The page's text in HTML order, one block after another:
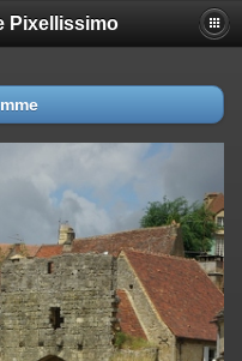
Pixellissimo